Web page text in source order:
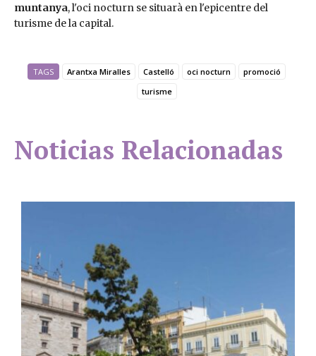
muntanya, l'oci nocturn se situarà en l'epicentre del
turisme de la capital.
TAGS Arantxa Miralles Castelló oci nocturn
promoció
turisme
Noticias Relacionadas